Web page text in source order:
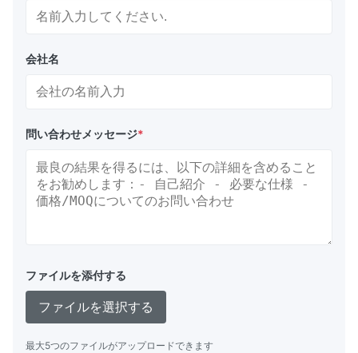
会社名
問い合わせメッセージ*
ファイルを添付する
ファイルを選択する
最大5つのファイルがアップロードできます